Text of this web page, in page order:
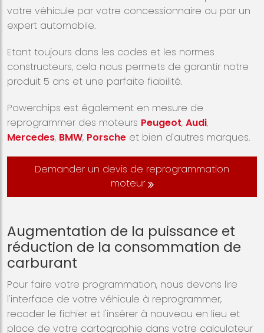
votre véhicule par votre concessionnaire ou par un
expert automobile.
Etant toujours dans les codes et les normes
constructeurs, cela nous permets de garantir notre
produit 5 ans et une parfaite fiabilité.
Powerchips est également en mesure de
reprogrammer des moteurs Peugeot, Audi,
Mercedes, BMW, Porsche et bien d'autres marques.
Demander un devis de reprogrammation
moteur
Augmentation de la puissance et
réduction de la consommation de
carburant
Pour faire votre programmation, nous devons lire
l'interface de votre véhicule à reprogrammer,
recoder le fichier et l'insérer à nouveau en lieu et
place de votre cartographie dans votre calculateur